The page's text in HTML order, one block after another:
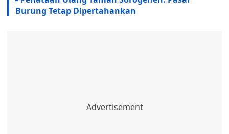
Burung Tetap Dipertahankan